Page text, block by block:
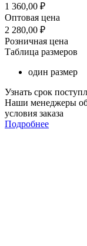
1 360,00 ₽
Оптовая цена
2 280,00 ₽
Розничная цена
Таблица размеров
один размер
Узнать срок
Наши менеджеры
условия заказа
Подробнее